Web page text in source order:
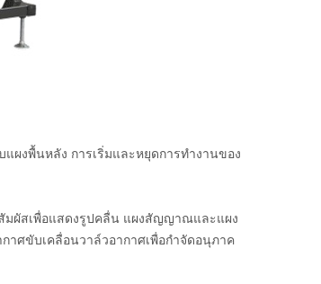
ผงพื้นหลัง การเริ่มและหยุดการทำงานของ
ผัสเพื่อแสดงรูปคลื่น แผงสัญญาณและแผง
ศขับเคลื่อนวาล์วอากาศเพื่อกำจัดอนุภาค